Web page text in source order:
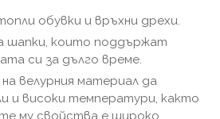
обувки и връхни дрехи.
шапки, които поддържат
си за дълго време.
велурния материал да
и високи температури, както
му свойства е широко